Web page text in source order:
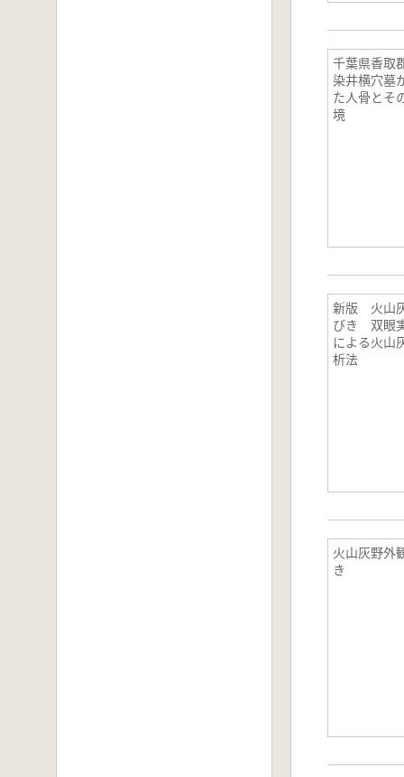
千葉県香取
染井横穴墓
た人骨とそ
境
新版 火山
びき 双眼
による火山
析法
火山灰野外
き